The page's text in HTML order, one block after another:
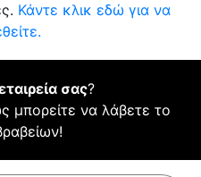
Κάντε κλικ εδώ για να
σας?
μπορείτε να λάβετε το